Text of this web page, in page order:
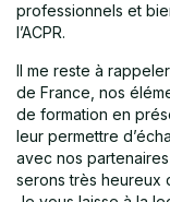
professionnels et
l’ACPR.
Il me reste à
de France, nos
de formation en
leur permettre
avec nos
serons très heureux